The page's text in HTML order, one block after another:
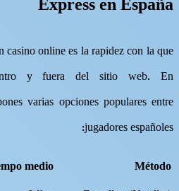
Express en España
online es la rapidez con la que
y fuera del sitio web​. En
varias opciones populares entre
jugadores españoles:
Método
medio